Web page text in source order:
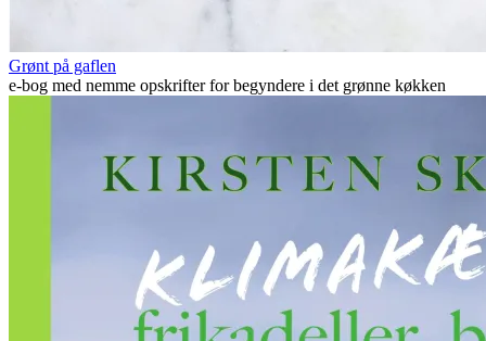
Grønt på gaflen
e-bog med nemme opskrifter for begyndere i det grønne køkken